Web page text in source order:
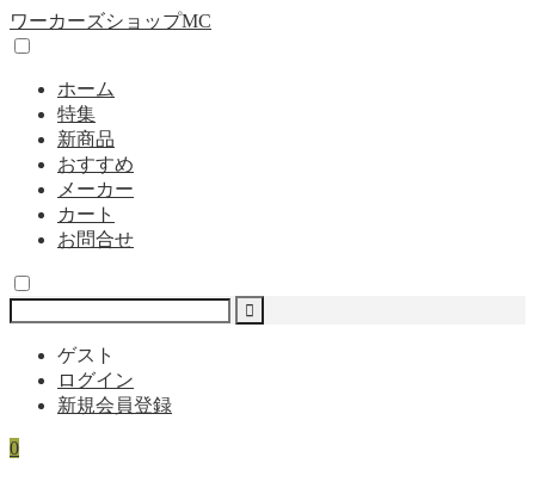
ワーカーズショップMC
ホーム
特集
新商品
おすすめ
メーカー
カート
お問合せ
ゲスト
ログイン
新規会員登録
0